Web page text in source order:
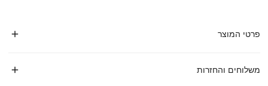
פרטי המוצר
משלוחים והחזרות